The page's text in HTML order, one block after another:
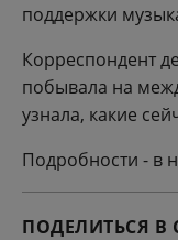
поддержки
Корреспондент
побывала на
узнала, какие
Подробности - в
ПОДЕЛИТЬСЯ В